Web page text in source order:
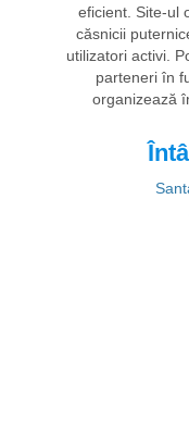
eficient. Site-ul
căsnicii
utilizatori activi.
parteneri în
organizează